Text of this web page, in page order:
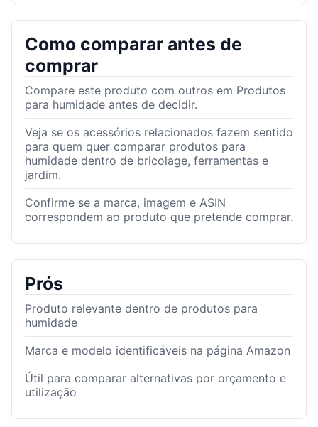
Como comparar antes de
comprar
Compare este produto com outros em Produtos
para humidade antes de decidir.
Veja se os acessórios relacionados fazem sentido
para quem quer comparar produtos para
humidade dentro de bricolage, ferramentas e
jardim.
Confirme se a marca, imagem e ASIN
correspondem ao produto que pretende comprar.
Prós
Produto relevante dentro de produtos para
humidade
Marca e modelo identificáveis na página Amazon
Útil para comparar alternativas por orçamento e
utilização